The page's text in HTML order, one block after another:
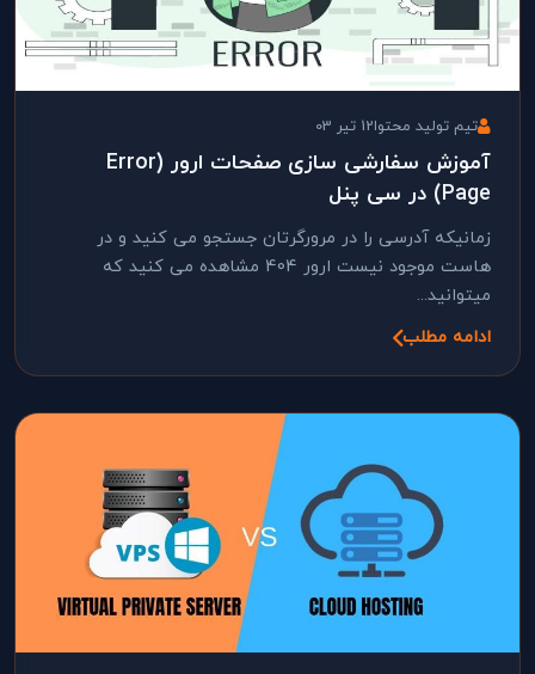
تیم تولید محتوا12 تیر 03
آموزش سفارشی سازی صفحات ارور (Error
Page) در سی پنل
زمانیکه آدرسی را در مرورگرتان جستجو می کنید و در
هاست موجود نیست ارور 404 مشاهده می کنید که
میتوانید...
ادامه مطلب